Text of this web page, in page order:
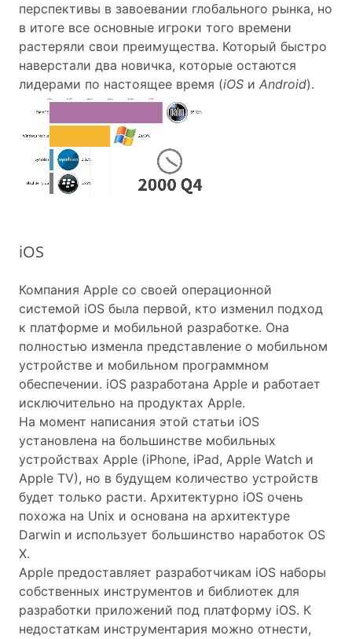
перспективы в завоевании глобального рынка, но
в итоге все основные игроки того времени
растеряли свои преимущества. Который быстро
наверстали два новичка, которые остаются
лидерами по настоящее время (iOS и Android).
iOS
Компания Apple со своей операционной
системой iOS была первой, кто изменил подход
к платформе и мобильной разработке. Она
полностью изменла представление о мобильном
устройстве и мобильном программном
обеспечении. iOS разработана Apple и работает
исключительно на продуктах Apple.
На момент написания этой статьи iOS
установлена на большинстве мобильных
устройствах Apple (iPhone, iPad, Apple Watch и
Apple TV), но в будущем количество устройств
будет только расти. Архитектурно iOS очень
похожа на Unix и основана на архитектуре
Darwin и использует большинство наработок OS
X.
Apple предоставляет разработчикам iOS наборы
собственных инструментов и библиотек для
разработки приложений под платформу iOS. К
недостаткам инструментария можно отнести,